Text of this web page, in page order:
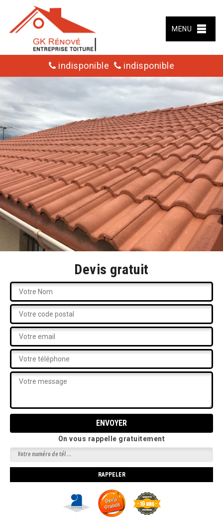
MENU
indisponible indisponible
Devis gratuit
On vous rappelle gratuitement